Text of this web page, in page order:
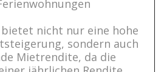
nicht nur eine hohe
sondern auch
Mietrendite, da die